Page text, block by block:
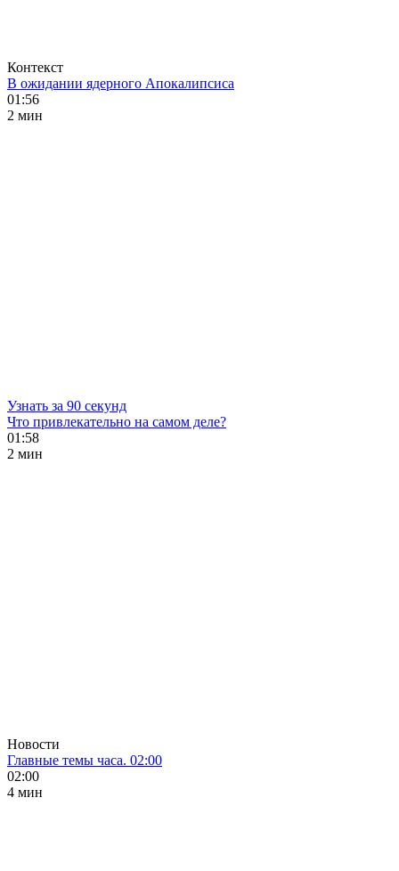
Контекст
В ожидании ядерного Апокалипсиса
01:56
2 мин
Узнать за 90 секунд
Что привлекательно на самом деле?
01:58
2 мин
Новости
Главные темы часа. 02:00
02:00
4 мин